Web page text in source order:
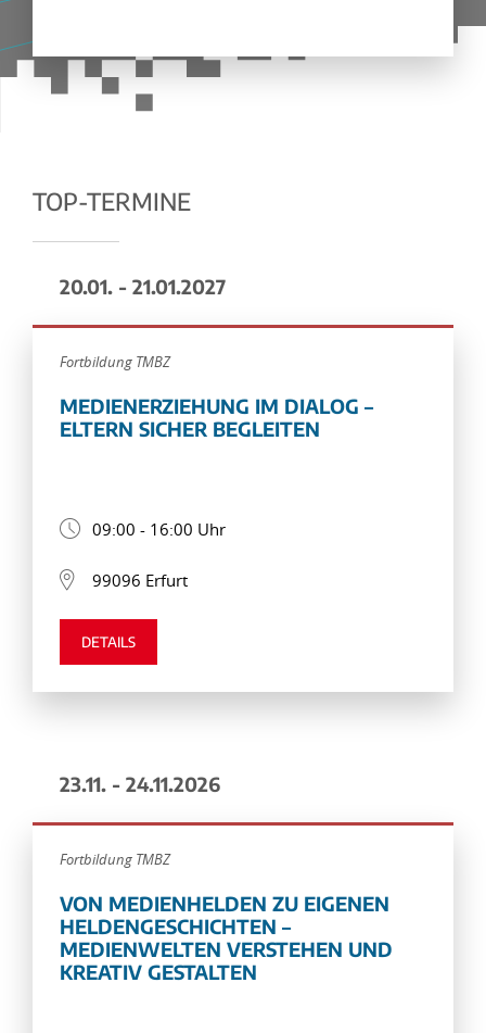
TOP-TERMINE
20.01. - 21.01.2027
Fortbildung TMBZ
MEDIENERZIEHUNG IM DIALOG –
ELTERN SICHER BEGLEITEN
09:00 - 16:00 Uhr
99096 Erfurt
DETAILS
23.11. - 24.11.2026
Fortbildung TMBZ
VON MEDIENHELDEN ZU EIGENEN
HELDENGESCHICHTEN –
MEDIENWELTEN VERSTEHEN UND
KREATIV GESTALTEN